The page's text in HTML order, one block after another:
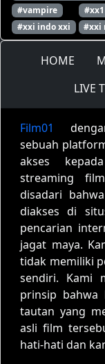
#vampire
#xxi indo xxi
#xxi
HOME
LIVE
Film01
sebuah
akses
streaming
disadari
diakses di
pencarian
jagat maya.
tidak memiliki
sendiri. Kami
prinsip bahwa
tautan yang
asli film
hati-hati dan